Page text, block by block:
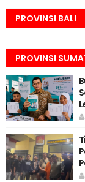
PROVINSI BALI
PROVINSI